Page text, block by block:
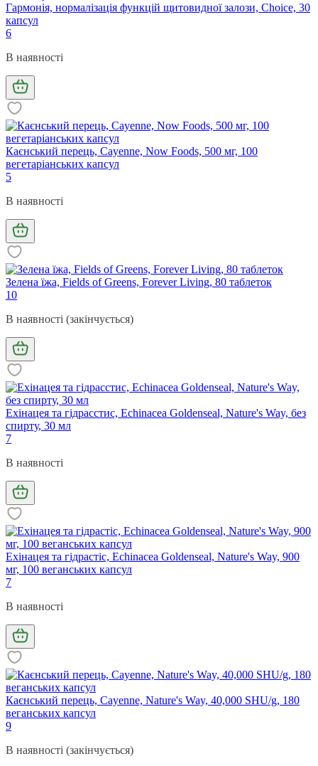
Гармонія, нормалізація функцій щитовидної залози, Choice, 30
капсул
6
В наявності
Каєнський перець, Cayenne, Now Foods, 500 мг, 100
вегетаріанських капсул
5
В наявності
Зелена їжа, Fields of Greens, Forever Living, 80 таблеток
10
В наявності (закінчується)
Ехінацея та гідрасстис, Echinacea Goldenseal, Nature's Way, без
спирту, 30 мл
7
В наявності
Ехінацея та гідрастіс, Echinacea Goldenseal, Nature's Way, 900
мг, 100 веганських капсул
7
В наявності
Каєнський перець, Cayenne, Nature's Way, 40,000 SHU/g, 180
веганських капсул
9
В наявності (закінчується)